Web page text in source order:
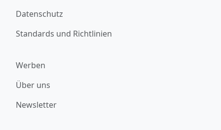
Datenschutz
Standards und Richtlinien
Werben
Über uns
Newsletter